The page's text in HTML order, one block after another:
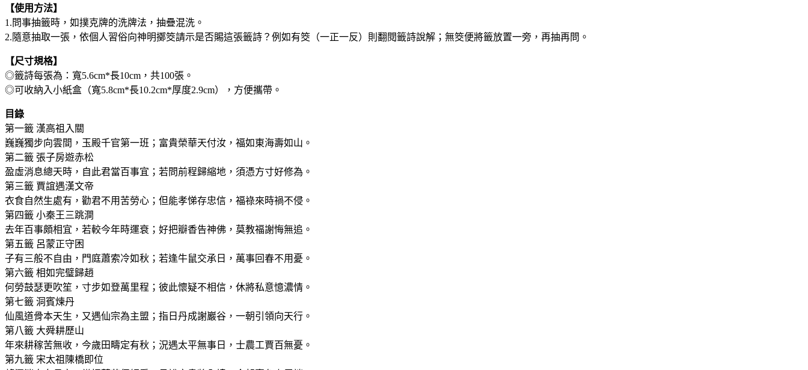
【使用方法】
1.問事抽籤時，如撲克牌的洗牌法，抽疊混洗。
2.隨意抽取一張，依個人習俗向神明擲筊請示是否賜這張籤詩？例如有筊（一正一反）則翻閱籤詩說解；無筊便將籤放置一旁，再抽再問。
【尺寸規格】
◎籤詩每張為：寬5.6cm*長10cm，共100張。
◎可收納入小紙盒（寬5.8cm*長10.2cm*厚度2.9cm），方便攜帶。
目錄
第一籤 漢高祖入關
巍巍獨步向雲間，玉殿千官第一班；富貴榮華天付汝，福如東海壽如山。
第二籤 張子房遊赤松
盈虛消息總天時，自此君當百事宜；若問前程歸縮地，須憑方寸好修為。
第三籤 賈誼遇漢文帝
衣食自然生處有，勸君不用苦勞心；但能孝悌存忠信，福祿來時禍不侵。
第四籤 小秦王三跳澗
去年百事頗相宜，若較今年時運衰；好把瓣香告神佛，莫教福謝悔無追。
第五籤 呂蒙正守困
子有三般不自由，門庭蕭索冷如秋；若逢牛鼠交承日，萬事回春不用憂。
第六籤 相如完璧歸趙
何勞鼓瑟更吹笙，寸步如登萬里程；彼此懷疑不相信，休將私意憶濃情。
第七籤 洞賓煉丹
仙風道骨本天生，又遇仙宗為主盟；指日丹成謝巖谷，一朝引領向天行。
第八籤 大舜耕歷山
年來耕稼苦無收，今歲田疇定有秋；況遇太平無事日，士農工賈百無憂。
第九籤 宋太祖陳橋即位